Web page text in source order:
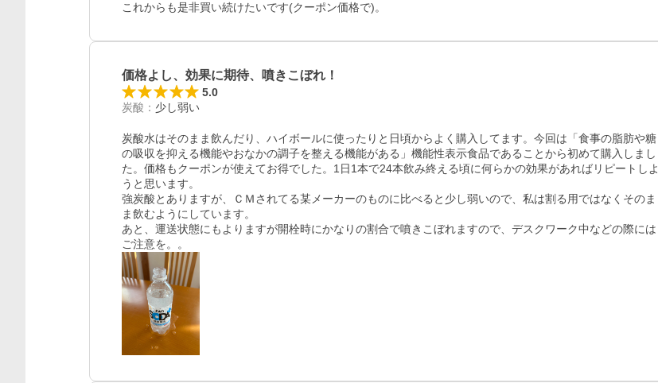
これからも是非買い続けたいです(クーポン価格で)。
価格よし、効果に期待、噴きこぼれ！
5.0
炭酸 ： 少し弱い
炭酸水はそのまま飲んだり、ハイボールに使ったりと日頃からよく購入してます。今回は「食事の脂肪や糖
の吸収を抑える機能やおなかの調子を整える機能がある」機能性表示食品であることから初めて購入しまし
た。価格もクーポンが使えてお得でした。1日1本で24本飲み終える頃に何らかの効果があればリピートしよ
うと思います。
強炭酸とありますが、ＣＭされてる某メーカーのものに比べると少し弱いので、私は割る用ではなくそのま
ま飲むようにしています。
あと、運送状態にもよりますが開栓時にかなりの割合で噴きこぼれますので、デスクワーク中などの際には
ご注意を。。